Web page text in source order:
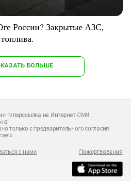
России? Закрытые АЗС,
БОЛЬШЕ
гиперссылка на Интернет-СМИ
только с предварительного согласия
с нами Пожертвования